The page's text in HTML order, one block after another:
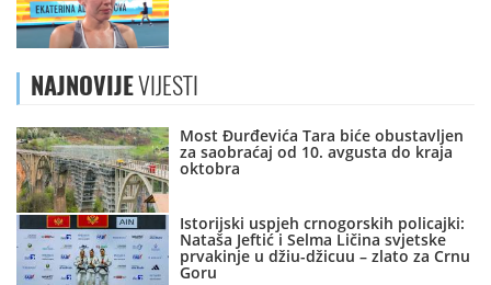
NAJNOVIJEVIJESTI
Most Đurđevića Tara biće obustavljen
za saobraćaj od 10. avgusta do kraja
oktobra
Istorijski uspjeh crnogorskih policajki:
Nataša Jeftić i Selma Ličina svjetske
prvakinje u džiu-džicuu – zlato za Crnu
Goru